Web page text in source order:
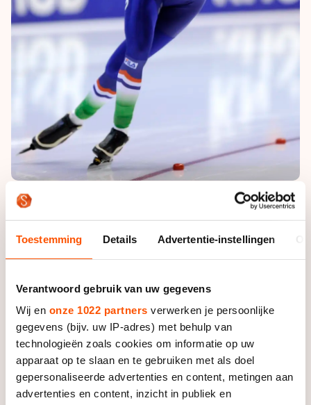
Toestemming Details Advertentie-instellingen
Verantwoord gebruik van uw gegevens
Wij en onze 1022 partners verwerken je persoonlijke
gegevens (bijv. uw IP-adres) met behulp van
technologieën zoals cookies om informatie op uw
apparaat op te slaan en te gebruiken met als doel
gepersonaliseerde advertenties en content, metingen aan
advertenties en content, inzicht in publiek en
Van Jong tot Goud verhalen
Foto: Sander Chamid
Wijfje won op de schaatsmijl in een tijd van 1.58,83.
respectievelijke vijfde, zesde, zevende en negende
plaats. De 3000 meter ging in 4.12,74 naar Wijfje. De
andere Nederlandse rijdsters kwamen daar niet in
actie.
Boogaard pakte het goud op de 1000 meter in 1.20,20.
Hylkema belandde net naast het podium, terwijl